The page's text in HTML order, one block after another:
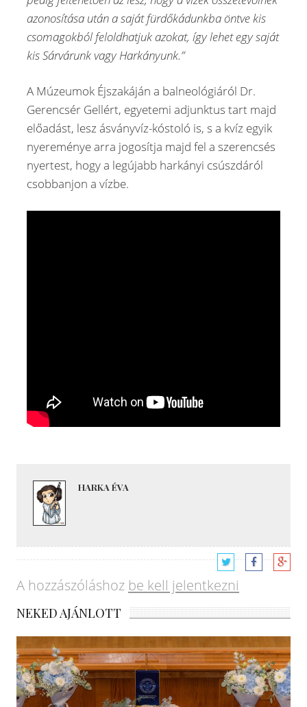
azonosítása után a saját fürdőkádunkba öntve kis
csomagokból feloldhatjuk azokat, így lehet egy saját
kis Sárvárunk vagy Harkányunk.”
A Múzeumok Éjszakáján a balneológiáról Dr.
Gerencsér Gellért, egyetemi adjunktus tart majd
előadást, lesz ásványvíz-kóstoló is, s a kvíz egyik
nyereménye arra jogosítja majd fel a szerencsés
nyertest, hogy a legújabb harkányi csúszdáról
csobbanjon a vízbe.
HARKA ÉVA
A hozzászóláshoz be kell jelentkezni
NEKED AJÁNLOTT